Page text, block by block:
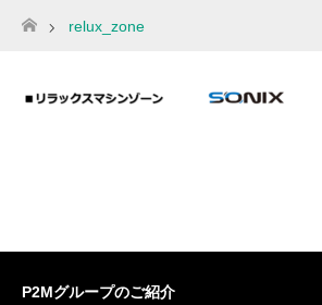
ホーム
relux_zone
P2Mグループのご紹介